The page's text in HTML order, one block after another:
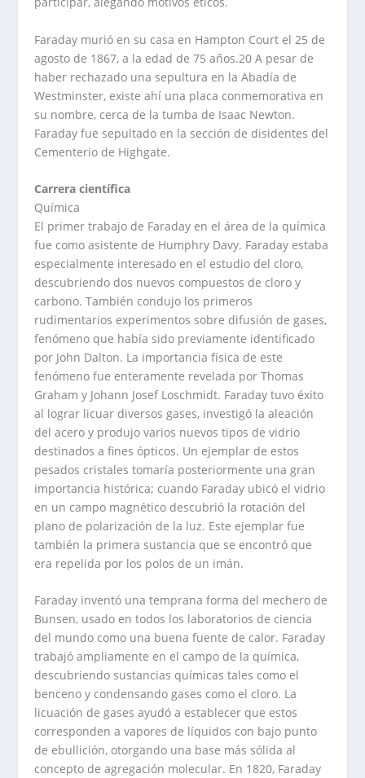
Faraday murió en su casa en Hampton Court el 25 de
agosto de 1867, a la edad de 75 años.20 A pesar de
haber rechazado una sepultura en la Abadía de
Westminster, existe ahí una placa conmemorativa en
su nombre, cerca de la tumba de Isaac Newton.
Faraday fue sepultado en la sección de disidentes del
Cementerio de Highgate.
Carrera científica
Química
El primer trabajo de Faraday en el área de la química
fue como asistente de Humphry Davy. Faraday estaba
especialmente interesado en el estudio del cloro,
descubriendo dos nuevos compuestos de cloro y
carbono. También condujo los primeros
rudimentarios experimentos sobre difusión de gases,
fenómeno que había sido previamente identificado
por John Dalton. La importancia física de este
fenómeno fue enteramente revelada por Thomas
Graham y Johann Josef Loschmidt. Faraday tuvo éxito
al lograr licuar diversos gases, investigó la aleación
del acero y produjo varios nuevos tipos de vidrio
destinados a fines ópticos. Un ejemplar de estos
pesados cristales tomaría posteriormente una gran
importancia histórica; cuando Faraday ubicó el vidrio
en un campo magnético descubrió la rotación del
plano de polarización de la luz. Este ejemplar fue
también la primera sustancia que se encontró que
era repelida por los polos de un imán.
Faraday inventó una temprana forma del mechero de
Bunsen, usado en todos los laboratorios de ciencia
del mundo como una buena fuente de calor. Faraday
trabajó ampliamente en el campo de la química,
descubriendo sustancias químicas tales como el
benceno y condensando gases como el cloro. La
licuación de gases ayudó a establecer que estos
corresponden a vapores de líquidos con bajo punto
de ebullición, otorgando una base más sólida al
concepto de agregación molecular. En 1820, Faraday